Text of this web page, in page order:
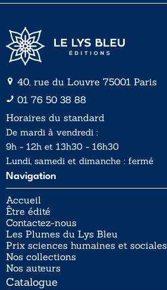
40, rue du Louvre 75001 Paris
01 76 50 38 88
Horaires du standard
De mardi à vendredi :
9h - 12h et 13h30 - 16h30
Lundi, samedi et dimanche : fermé
Navigation
Accueil
Être édité
Contactez-nous
Les Plumes du Lys Bleu
Prix sciences humaines et sociales
Nos collections
Nos auteurs
Catalogue